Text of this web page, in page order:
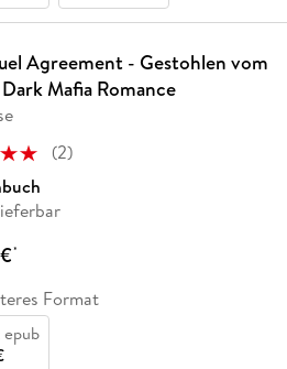
Agreement - Gestohlen vom
Mafia Romance
(2)
*
Format
epub